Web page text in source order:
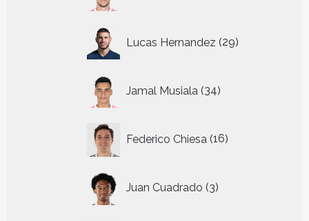
Lucas Hernandez 29
producten
Jamal Musiala 34
producten
Federico Chiesa 16
producten
Juan Cuadrado 3
producten